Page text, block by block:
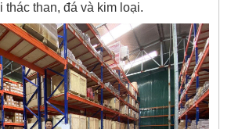
than, đá và kim loại.